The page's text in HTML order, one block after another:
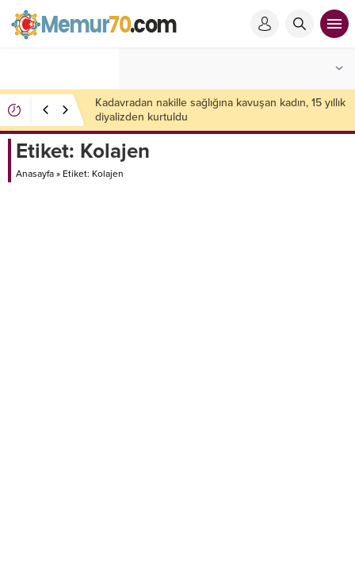
Kadavradan nakille sağlığına kavuşan kadın, 15 yıllık
diyalizden kurtuldu
Etiket: Kolajen
Anasayfa » Etiket: Kolajen